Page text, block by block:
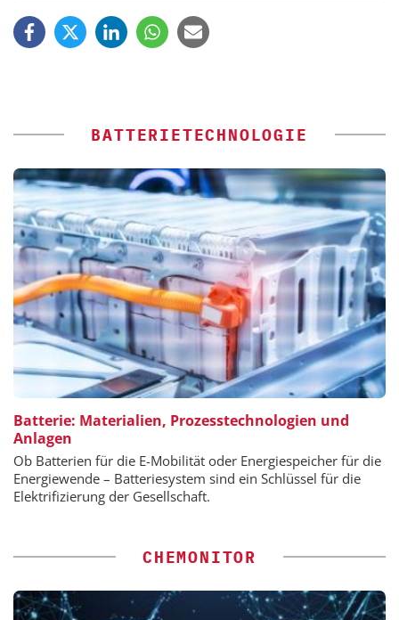
BATTERIETECHNOLOGIE
Batterie: Materialien, Prozesstechnologien und
Anlagen
Ob Batterien für die E-Mobilität oder Energiespeicher für die
Energiewende – Batteriesystem sind ein Schlüssel für die
Elektrifizierung der Gesellschaft.
CHEMONITOR